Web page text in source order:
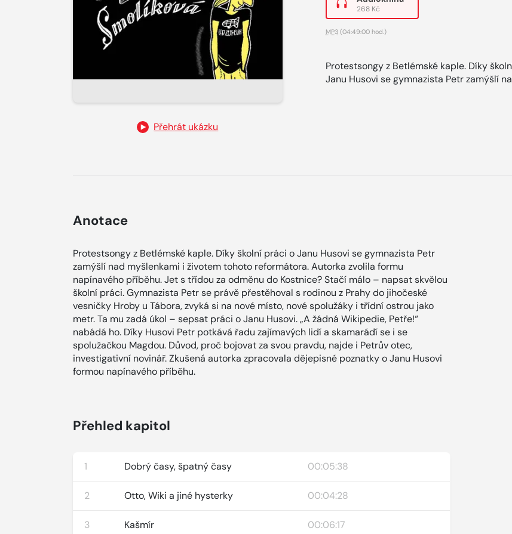
Přehrát ukázku
268 Kč
MP3(04:49:00 hod.)
Protestsongy z Betlémské kaple. Díky
Janu Husovi se gymnazista Petr zamýšlí
Anotace
Protestsongy z Betlémské kaple. Díky školní práci o Janu Husovi se gymnazista Petr
zamýšlí nad myšlenkami i životem tohoto reformátora. Autorka zvolila formu
napínavého příběhu. Jet s třídou za odměnu do Kostnice? Stačí málo – napsat skvělou
školní práci. Gymnazista Petr se právě přestěhoval s rodinou z Prahy do jihočeské
vesničky Hroby u Tábora, zvyká si na nové místo, nové spolužáky i třídní ostrou jako
metr. Ta mu zadá úkol – sepsat práci o Janu Husovi. „A žádná Wikipedie, Petře!“
nabádá ho. Díky Husovi Petr potkává řadu zajímavých lidí a skamarádí se i se
spolužačkou Magdou. Důvod, proč bojovat za svou pravdu, najde i Petrův otec,
investigativní novinář. Zkušená autorka zpracovala dějepisné poznatky o Janu Husovi
formou napínavého příběhu.
Přehled kapitol
1 Dobrý časy, špatný časy 00:05:38
2 Otto, Wiki a jiné hysterky 00:04:28
3 Kašmír 00:06:17